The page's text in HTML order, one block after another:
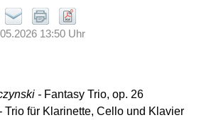
13:50 Uhr
- Fantasy Trio, op. 26
Trio für Klarinette, Cello und Klavier